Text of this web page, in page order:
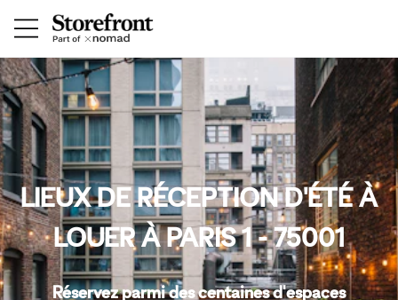
LIEUX DE RÉCEPTION D'ÉTÉ À
LOUER À PARIS 1 - 75001
Réservez parmi des centaines d'espaces